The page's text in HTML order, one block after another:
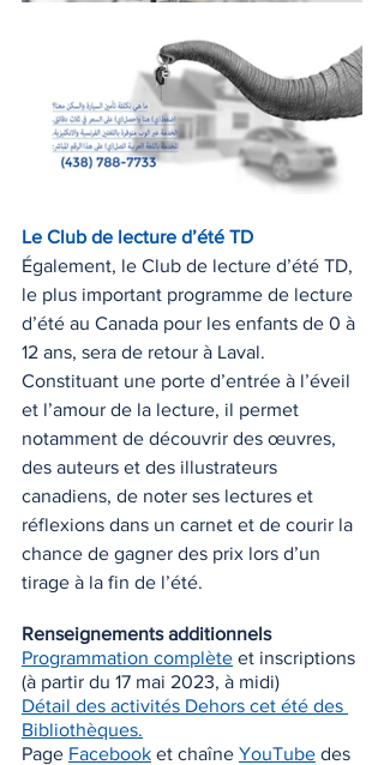
Le Club de lecture d’été TD
Également, le Club de lecture d’été TD,
le plus important programme de lecture
d’été au Canada pour les enfants de 0 à
12 ans, sera de retour à Laval.
Constituant une porte d’entrée à l’éveil
et l’amour de la lecture, il permet
notamment de découvrir des œuvres,
des auteurs et des illustrateurs
canadiens, de noter ses lectures et
réflexions dans un carnet et de courir la
chance de gagner des prix lors d’un
tirage à la fin de l’été.
Renseignements additionnels
Programmation complète et inscriptions
(à partir du 17 mai 2023, à midi)
Détail des activités Dehors cet été des
Bibliothèques.
Page Facebook et chaîne YouTube des